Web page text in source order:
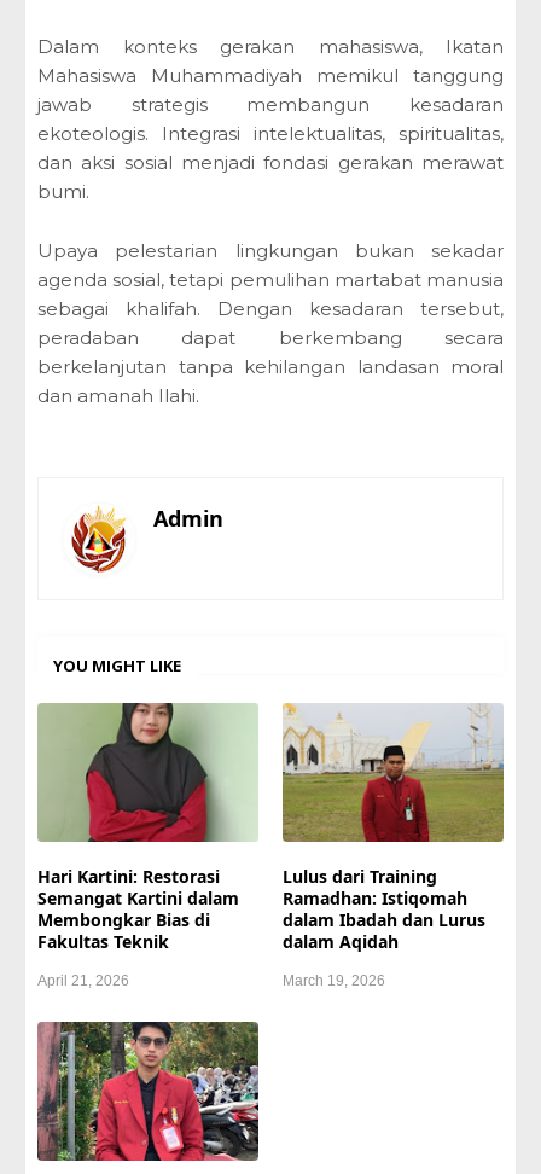
Dalam konteks gerakan mahasiswa, Ikatan
Mahasiswa Muhammadiyah memikul tanggung
jawab strategis membangun kesadaran
ekoteologis. Integrasi intelektualitas, spiritualitas,
dan aksi sosial menjadi fondasi gerakan merawat
bumi.
Upaya pelestarian lingkungan bukan sekadar
agenda sosial, tetapi pemulihan martabat manusia
sebagai khalifah. Dengan kesadaran tersebut,
peradaban dapat berkembang secara
berkelanjutan tanpa kehilangan landasan moral
dan amanah Ilahi.
Admin
YOU MIGHT LIKE
Hari Kartini: Restorasi
Semangat Kartini dalam
Membongkar Bias di
Fakultas Teknik
April 21, 2026
Lulus dari Training
Ramadhan: Istiqomah
dalam Ibadah dan Lurus
dalam Aqidah
March 19, 2026